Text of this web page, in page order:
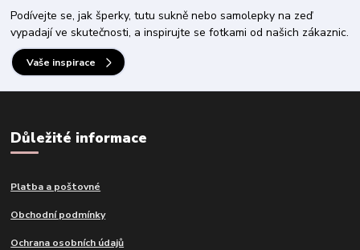
Podívejte se, jak šperky, tutu sukně nebo samolepky na zeď
vypadají ve skutečnosti, a inspirujte se fotkami od našich zákaznic.
Vaše inspirace
Důležité informace
Platba a poštovné
Obchodní podmínky
Ochrana osobních údajů